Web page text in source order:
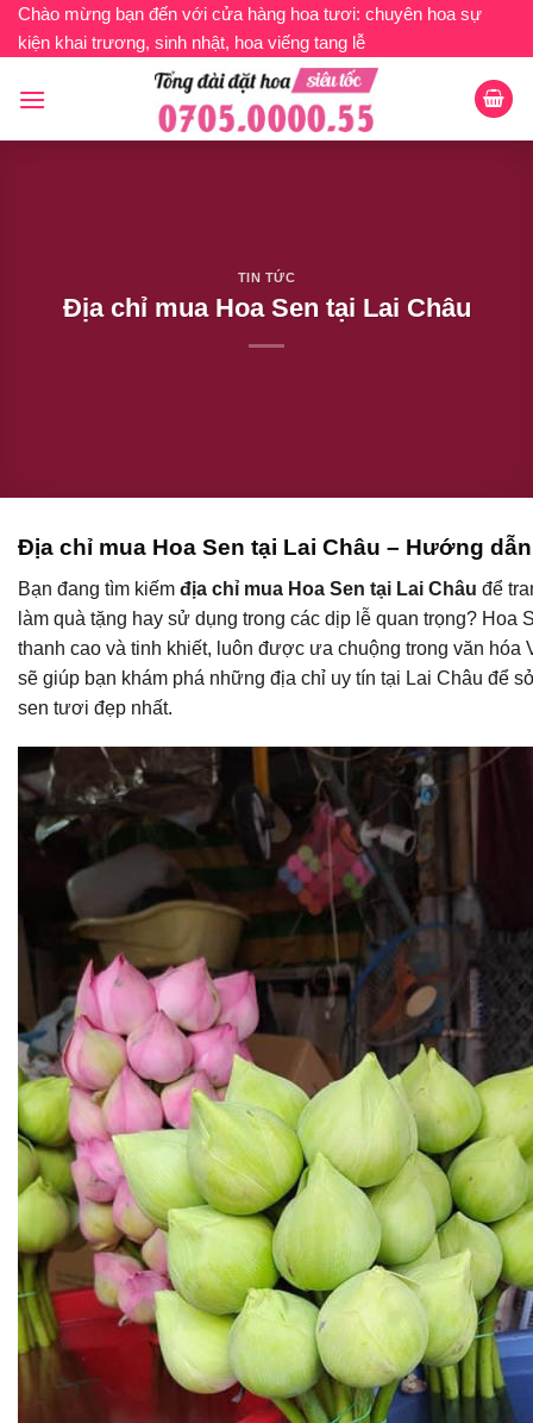
Bỏ
qua
dung
Chào mừng bạn đến với cửa hàng hoa tươi: chuyên hoa sự
kiện khai trương, sinh nhật, hoa viếng tang lễ
TIN TỨC
Địa chỉ mua Hoa Sen tại Lai Châu
Địa chỉ mua Hoa Sen tại Lai Châu – Hướng
Bạn đang tìm kiếm địa chỉ mua Hoa Sen tại Lai Châu để
làm quà tặng hay sử dụng trong các dịp lễ quan trọng? Hoa
thanh cao và tinh khiết, luôn được ưa chuộng trong văn hóa
sẽ giúp bạn khám phá những địa chỉ uy tín tại Lai Châu để
sen tươi đẹp nhất.